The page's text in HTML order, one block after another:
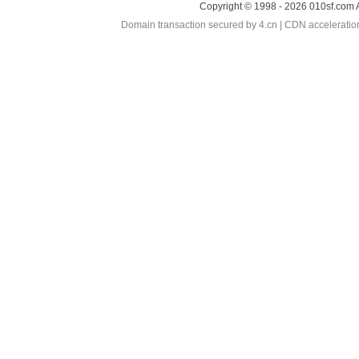
Copyright © 1998 - 2026 010sf.com
Domain transaction secured by 4.cn | CDN